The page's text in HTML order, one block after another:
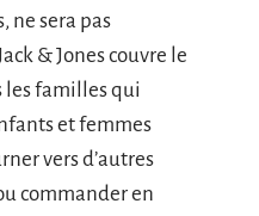
ne sera pas
& Jones couvre le
les familles qui
et femmes
vers d’autres
commander en